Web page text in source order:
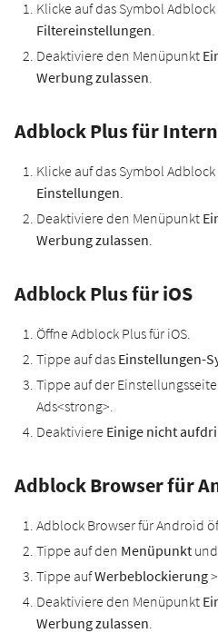
Klicke auf das Symbol
Filtereinstellungen
Deaktiviere den Menüpunkt
Werbung zulassen
Adblock Plus für
Klicke auf das Symbol
Einstellungen
Deaktiviere den Menüpunkt
Werbung zulassen
Adblock Plus für iOS
Öffne Adblock Plus für iOS.
Tippe auf das Einstellungen-
Tippe auf der
Ads<strong>.
Deaktiviere Einige nicht
Adblock Browser für
Adblock Browser für Android
Tippe auf den Menüpunkt
Tippe aufWerbeblockierung>
Deaktiviere den Menüpunkt
Werbung zulassen